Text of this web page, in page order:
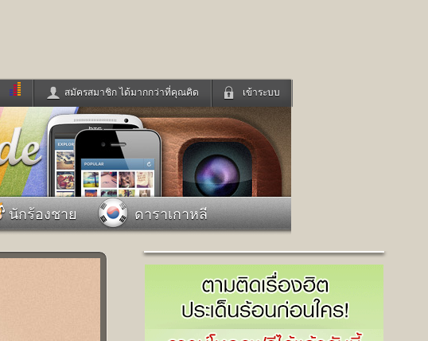
เข้าระบบ
สมัครสมาชิก ได้มากกว่าที่คุณคิด
ข่าวดารา
ดูทีวี
ฟังเพลง
ฟังวิทยุออนไลน์
แชทหมากฮอส
Glitter
แต่งงาน
แม่และเด็ก
สุขภาพ
สัตว์เลี้ยง
บ้านและการตกแต่ง
ท่องเที่ยว
Facebook
เข้าระบบด้วย User Kapook
Email
Password
เข้าระบบด้วย Facebook
นักร้องชาย
ดาราเกาหลี